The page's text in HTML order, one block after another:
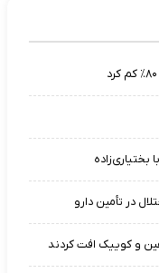
در تأمین دارو
و کوییک افت کردند